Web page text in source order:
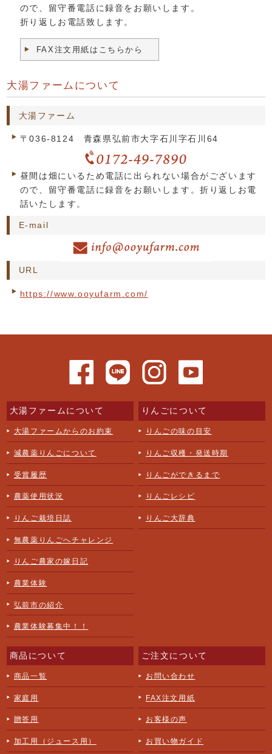
ので、留守番電話に録音をお願いします。
折り返しお電話致します。
FAX注文用紙はこちらから
大湯ファームについて
大湯ファーム
〒036-8124 青森県弘前市大字石川字石川64
昼間は畑にいるため電話に出られない場合がございます
ので、留守番電話に録音をお願いします。折り返しお電
話いたします。
E-mail
URL
https://www.ooyufarm.com/
大湯ファームについて
大湯ファームからのお約束
減農薬りんごについて
受賞履歴
農薬使用状況
りんご栽培日誌
無農薬りんごへチャレンジ
りんご農家の嫁日記
農業体験
弘前市の紹介
農業体験募集中！！
りんごについて
りんごの味の目安
りんご収穫・発送時期
りんごができるまで
りんごレシピ
りんご大辞典
商品について
商品一覧
家庭用
贈答用
加工用（ジュース用）
ご注文について
お問い合わせ
FAX注文用紙
お客様の声
お買い物ガイド